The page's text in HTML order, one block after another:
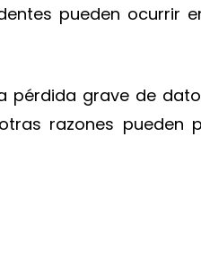
pueden ocurrir
pérdida grave de
razones pueden